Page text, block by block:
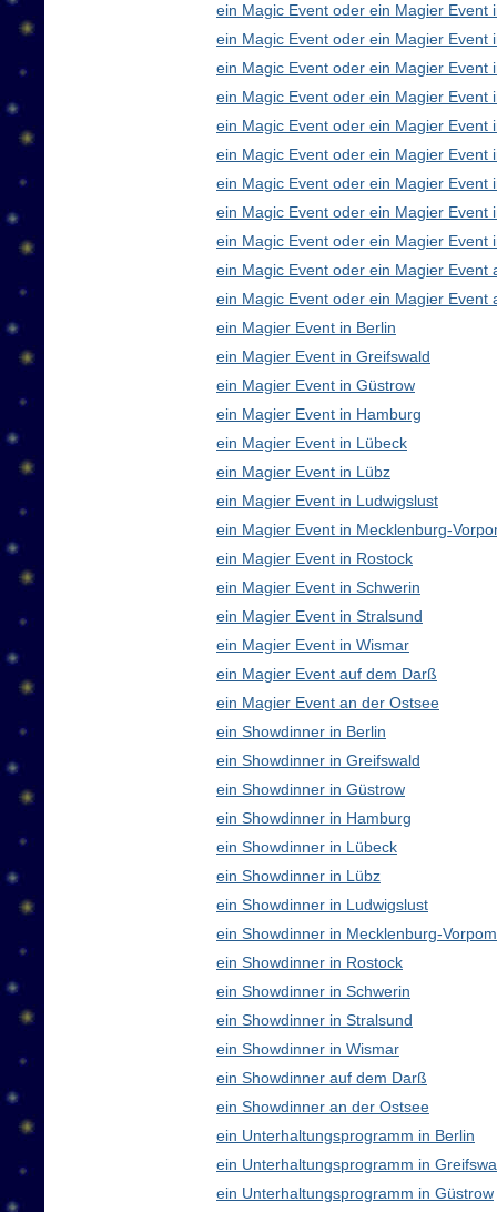
ein Magic Event oder ein Magier Event
ein Magic Event oder ein Magier Event
ein Magic Event oder ein Magier Event
ein Magic Event oder ein Magier Event
ein Magic Event oder ein Magier Event
ein Magic Event oder ein Magier Event
ein Magic Event oder ein Magier Event
ein Magic Event oder ein Magier Event
ein Magic Event oder ein Magier Event
ein Magic Event oder ein Magier Event
ein Magic Event oder ein Magier Event
ein Magier Event in Berlin
ein Magier Event in Greifswald
ein Magier Event in Güstrow
ein Magier Event in Hamburg
ein Magier Event in Lübeck
ein Magier Event in Lübz
ein Magier Event in Ludwigslust
ein Magier Event in Mecklenburg-
ein Magier Event in Rostock
ein Magier Event in Schwerin
ein Magier Event in Stralsund
ein Magier Event in Wismar
ein Magier Event auf dem Darß
ein Magier Event an der Ostsee
ein Showdinner in Berlin
ein Showdinner in Greifswald
ein Showdinner in Güstrow
ein Showdinner in Hamburg
ein Showdinner in Lübeck
ein Showdinner in Lübz
ein Showdinner in Ludwigslust
ein Showdinner in Mecklenburg-
ein Showdinner in Rostock
ein Showdinner in Schwerin
ein Showdinner in Stralsund
ein Showdinner in Wismar
ein Showdinner auf dem Darß
ein Showdinner an der Ostsee
ein Unterhaltungsprogramm in Berlin
ein Unterhaltungsprogramm in
ein Unterhaltungsprogramm in Güstrow